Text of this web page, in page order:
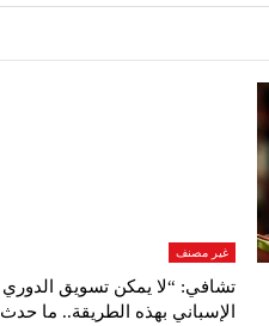
غير مصنف
تشافي: “لا يمكن تسويق الدوري
الإسباني بهذه الطريقة.. ما حدث